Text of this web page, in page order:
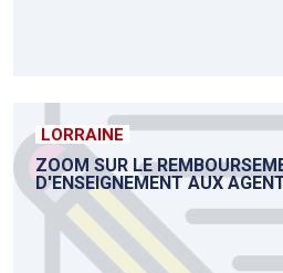
LORRAINE
ZOOM SUR LE
D'ENSEIGNEMENT AUX